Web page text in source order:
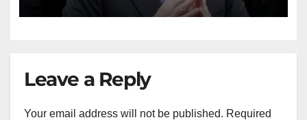
Leave a Reply
Your email address will not be published. Required